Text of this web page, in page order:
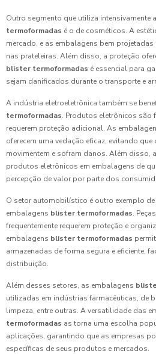
Outro segmento que utiliza intensivamente
termoformadas é o de cosméticos. A
mercado, e as embalagens bem
nas prateleiras. Além disso, a proteção
blister termoformadas é essencial para
sejam danificados durante o transporte e
A indústria eletroeletrônica também se
termoformadas. Produtos eletrônicos são
requerem proteção adicional. As
oferecem uma vedação eficaz, evitando
movimentem e sofram danos. Além disso,
produtos eletrônicos em embalagens de
percepção de valor por parte dos
O setor automobilístico é outro exemplo
embalagens blister termoformadas.
frequentemente requerem proteção e
embalagens blister termoformadas
armazenadas de forma segura e eficiente,
distribuição.
Além desses setores, as embalagens
utilizadas em indústrias farmacêuticas, de
limpeza, entre outras. A versatilidade das
termoformadas as torna uma escolha
aplicações, garantindo que as empresas
específicas de seus produtos e mercados.